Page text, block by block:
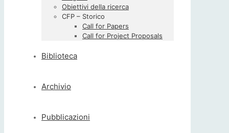
Obiettivi della ricerca
CFP – Storico
Call for Papers
Call for Project Proposals
Biblioteca
Archivio
Pubblicazioni